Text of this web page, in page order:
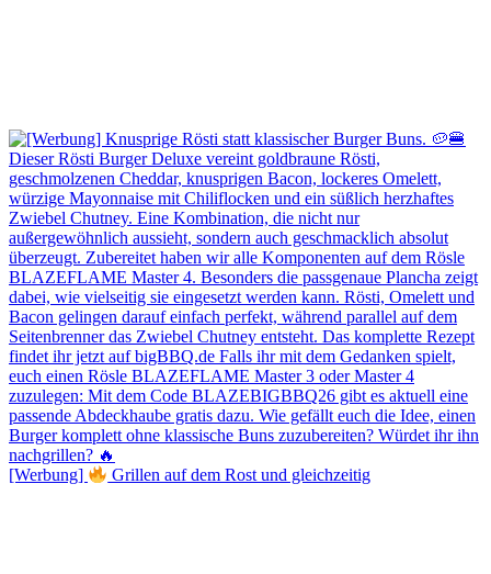
[Werbung] Grillen auf dem Rost und gleichzeitig